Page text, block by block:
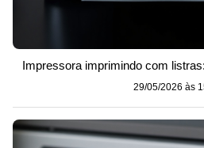
Impressora imprimindo com
29/05/2026 às